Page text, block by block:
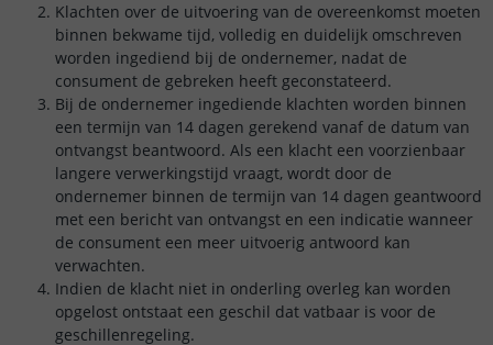
Klachten over de uitvoering van de overeenkomst moeten
binnen bekwame tijd, volledig en duidelijk omschreven
worden ingediend bij de ondernemer, nadat de
consument de gebreken heeft geconstateerd.
Bij de ondernemer ingediende klachten worden binnen
een termijn van 14 dagen gerekend vanaf de datum van
ontvangst beantwoord. Als een klacht een voorzienbaar
langere verwerkingstijd vraagt, wordt door de
ondernemer binnen de termijn van 14 dagen geantwoord
met een bericht van ontvangst en een indicatie wanneer
de consument een meer uitvoerig antwoord kan
verwachten.
Indien de klacht niet in onderling overleg kan worden
opgelost ontstaat een geschil dat vatbaar is voor de
geschillenregeling.